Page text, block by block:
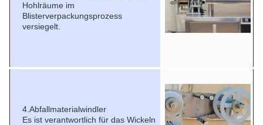
Hohlräume im
Blisterverpackungsprozess
versiegelt.
4.Abfallmaterialwindler
Es ist verantwortlich für das Wickeln